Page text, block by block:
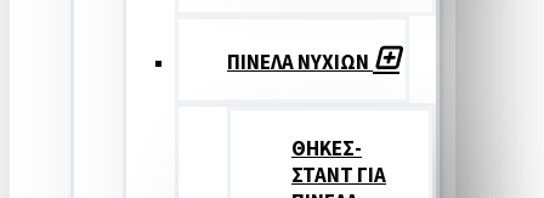
ΠΙΝΕΛΑ ΝΥΧΙΩΝ
ΘΗΚΕΣ-
ΣΤΑΝΤ ΓΙΑ